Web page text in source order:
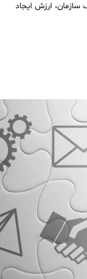
ارزش ایجاد